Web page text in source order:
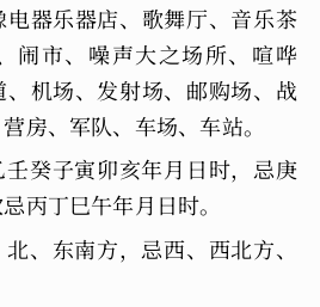
器乐器店、歌舞厅、音乐茶
闹市、噪声大之场所、喧哗
机场、发射场、邮购场、战
房、军队、车场、车站。
癸子寅卯亥年月日时，忌庚
丙丁巳午年月日时。
、东南方，忌西、西北方、